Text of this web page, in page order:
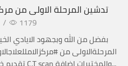
تدشين المرحلة الاولى من
/
1179
بفضل من الله وبجهود الايادي
المرحلةالاولى من